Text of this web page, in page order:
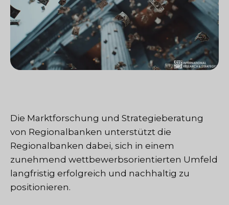
Die Marktforschung und Strategieberatung
von Regionalbanken unterstützt die
Regionalbanken dabei, sich in einem
zunehmend wettbewerbsorientierten Umfeld
langfristig erfolgreich und nachhaltig zu
positionieren.